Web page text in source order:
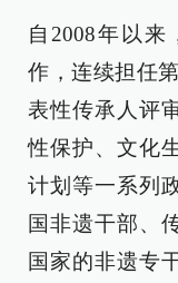
自2008年以
作，连续担任
表性传承人评
性保护、文化
计划等一系列
国非遗干部、
国家的非遗专